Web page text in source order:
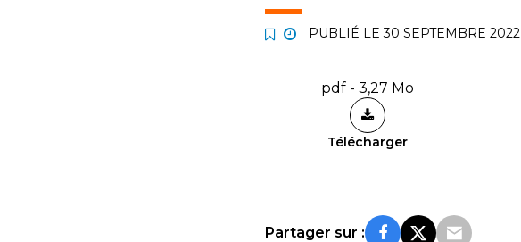
PUBLIÉ LE30 SEPTEMBRE 2022
pdf - 3,27 Mo
Télécharger
Partager sur :